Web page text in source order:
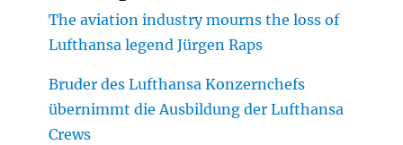
The aviation industry mourns the loss of
Lufthansa legend Jürgen Raps
Bruder des Lufthansa Konzernchefs
übernimmt die Ausbildung der Lufthansa
Crews